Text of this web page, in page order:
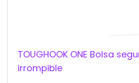
TOUGHOOK ONE Bolsa
irrompible